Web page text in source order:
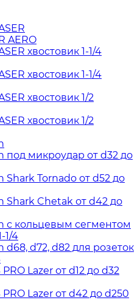
AERO
хвостовик 1-1/4
хвостовик 1-1/4
хвостовик 1/2
хвостовик 1/2
микроудар от d32 до
Tornado от d52 до
Chetak от d42 до
с кольцевым сегментом
1/4
d72, d82 для розеток
Lazer от d12 до d32
Lazer от d42 до d250